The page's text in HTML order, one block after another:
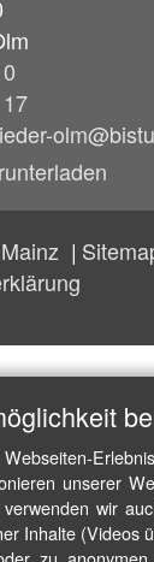
unserer
wir
Inhalte (Videos